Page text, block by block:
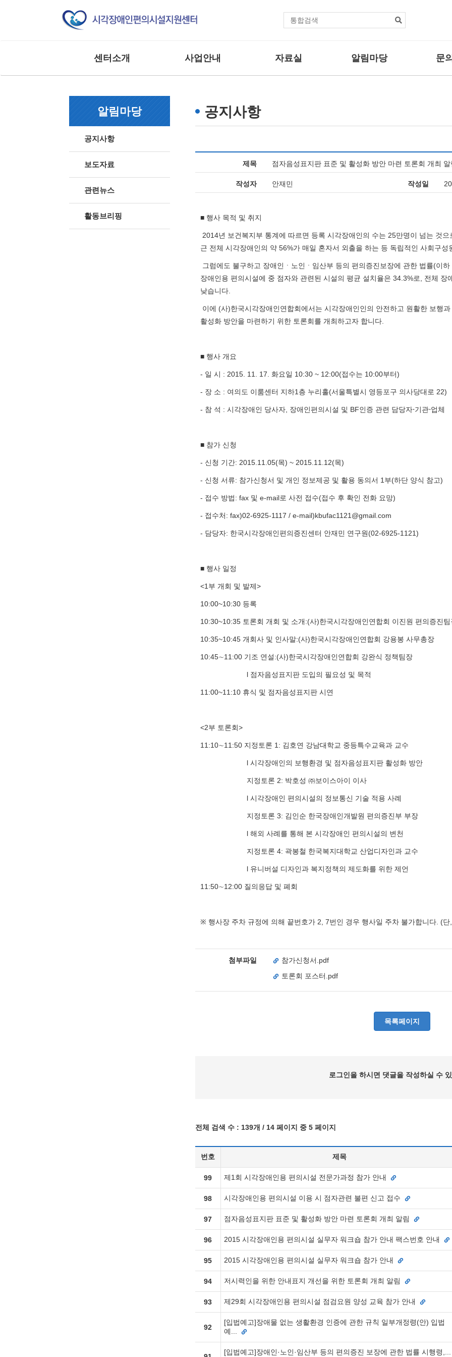
합
센터소개
조직도
연혁
사업 및 행사
사업안내
모니터링 사업
연구 및 제도개선사업
기타 외부 용역 사업
자료실 알림마당 문
알림마당
공지사항
보도자료
관련뉴스
활동브리핑
공지사항
제목 점자음성표지판 표준 및 활성화 방안 마련 토론회 개최 알
작성자 안재민 작성일
■ 행사 목적 및 취지
2014년 보건복지부 통계에 따르면 등록 시각장애인의 수는 25만명이 넘는 것
근 전체 시각장애인의 약 56%가 매일 혼자서 외출을 하는 등 독립적인 사회구
그럼에도 불구하고 장애인ㆍ노인ㆍ임산부 등의 편의증진보장에 관한 법률(이
장애인용 편의시설에 중 점자와 관련된 시설의 평균 설치율은 34.3%로, 전체
낮습니다.
이에 (사)한국시각장애인연합회에서는 시각장애인인의 안전하고 원활한 보행
활성화 방안을 마련하기 위한 토론회를 개최하고자 합니다.
■ 행사 개요
- 일 시 : 2015. 11. 17. 화요일 10:30 ~ 12:00(접수는 10:00부터)
- 장 소 : 여의도 이룸센터 지하1층 누리홀(서울특별시 영등포구 의사당대로 22)
- 참 석 : 시각장애인 당사자, 장애인편의시설 및 BF인증 관련 담당자⋅기관⋅업체
■ 참가 신청
- 신청 기간: 2015.11.05(목) ~ 2015.11.12(목)
- 신청 서류: 참가신청서 및 개인 정보제공 및 활용 동의서 1부(하단 양식 참고)
- 접수 방법: fax 및 e-mail로 사전 접수(접수 후 확인 전화 요망)
- 접수처: fax)02-6925-1117 / e-mail)kbufac1121@gmail.com
- 담당자: 한국시각장애인편의증진센터 안재민 연구원(02-6925-1121)
■ 행사 일정
<1부 개회 및 발제>
10:00~10:30 등록
10:30~10:35 토론회 개회 및 소개:(사)한국시각장애인연합회 이진원 편의증진팀
10:35~10:45 개회사 및 인사말:(사)한국시각장애인연합회 강용봉 사무총장
10:45∼11:00 기조 연설:(사)한국시각장애인연합회 강완식 정책팀장
l 점자음성표지판 도입의 필요성 및 목적
11:00~11:10 휴식 및 점자음성표지판 시연
<2부 토론회>
11:10∼11:50 지정토론 1: 김호연 강남대학교 중등특수교육과 교수
l 시각장애인의 보행환경 및 점자음성표지판 활성화 방안
지정토론 2: 박호성 ㈜보이스아이 이사
l 시각장애인 편의시설의 정보통신 기술 적용 사례
지정토론 3: 김인순 한국장애인개발원 편의증진부 부장
l 해외 사례를 통해 본 시각장애인 편의시설의 변천
지정토론 4: 곽봉철 한국복지대학교 산업디자인과 교수
l 유니버설 디자인과 복지정책의 제도화를 위한 제언
11:50∼12:00 질의응답 및 폐회
※ 행사장 주차 규정에 의해 끝번호가 2, 7번인 경우 행사일 주차 불가합니다. (
첨부파일
참가신청서.pdf
토론회 포스터.pdf
목록페이지
로그인을 하시면 댓글을 작성하실 수
전체 검색 수 : 139개 / 14 페이지 중 5 페이지
번호 제목
99 제1회 시각장애인용 편의시설 전문가과정 참가 안내
98 시각장애인용 편의시설 이용 시 점자관련 불편 신고 접수
97 점자음성표지판 표준 및 활성화 방안 마련 토론회 개최 알림
96 2015 시각장애인용 편의시설 실무자 워크숍 참가 안내 팩스번호 안내
95 2015 시각장애인용 편의시설 실무자 워크숍 참가 안내
94 저시력인을 위한 안내표지 개선을 위한 토론회 개최 알림
93 제29회 시각장애인용 편의시설 점검요원 양성 교육 참가 안내
92
[입법예고]장애물 없는 생활환경 인증에 관한 규칙 일부개정령(안) 입법
예...
[입법예고]장애인·노인·임산부 등의 편의증진 보장에 관한 법률 시행령,...